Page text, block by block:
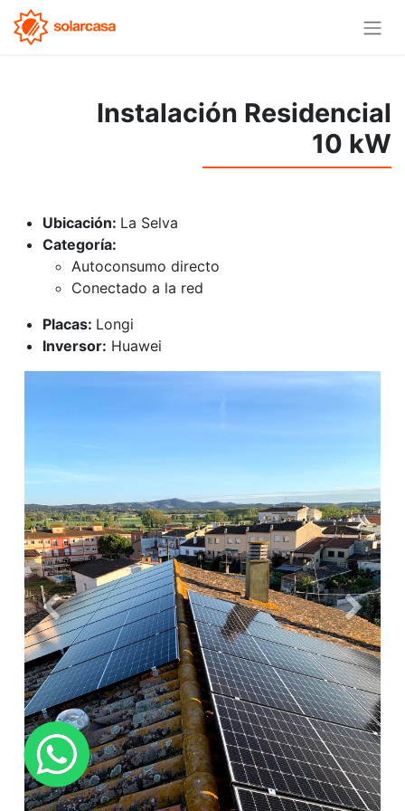
Instalación Residencial
10 kW
Ubicación: La Selva
Categoría:
Autoconsumo directo
Conectado a la red
Placas: Longi
Inversor: Huawei
Anterior